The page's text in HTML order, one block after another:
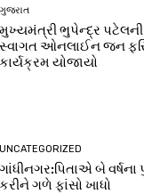
ગુજરાત
મુખ્યમંત્રી ભુપેન્દ્ર પટેલની
સ્વાગત ઓનલાઈન જન
કાર્યક્રમ યોજાયો
UNCATEGORIZED
ગાંધીનગર:પિતાએ બે વર્ષના
કરીને ગળે ફાંસો ખાધો